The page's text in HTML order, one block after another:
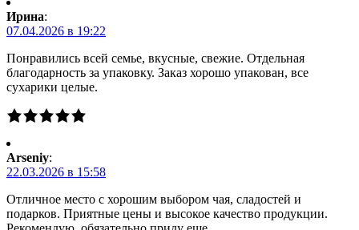
Ирина:
07.04.2026 в 19:22
Понравились всей семье, вкусные, свежие. Отдельная
благодарность за упаковку. Заказ хорошо упакован, все
сухарики целые.
Arseniy:
22.03.2026 в 15:58
Отличное место с хорошим выбором чая, сладостей и
подарков. Приятные цены и высокое качество продукции.